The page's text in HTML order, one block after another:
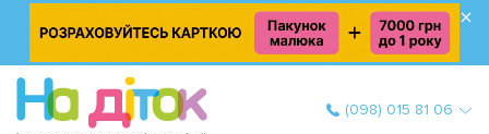
×
(098) 015 81 06